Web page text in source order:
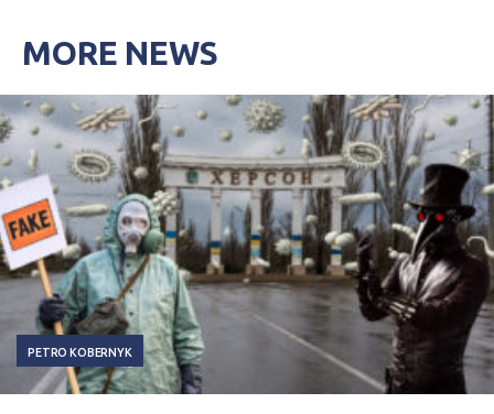
MORE NEWS
PETRO KOBERNYK